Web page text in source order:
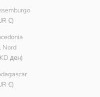
€)
Nord
ден)
€)